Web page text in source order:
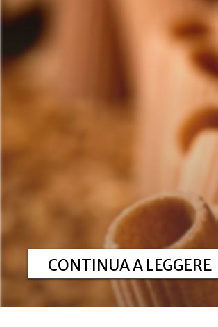
CONTINUA A LEGGERE